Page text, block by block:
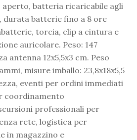
aperto, batteria ricaricabile agli
durata batterie fino a 8 ore
torcia, clip a cintura e
auricolare. Peso: 147
antenna 12x5,5x3 cm. Peso
misure imballo: 23,8x18x5,5
eventi per ordini immediati
coordinamento
professionali per
rete, logistica per
in magazzino e